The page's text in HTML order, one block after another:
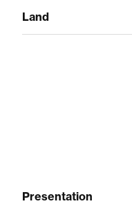
Land
Presentation